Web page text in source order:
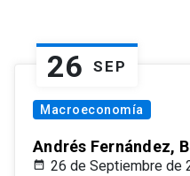
26 SEP
Macroeconomía
Andrés Fernández,
26 de Septiembre de